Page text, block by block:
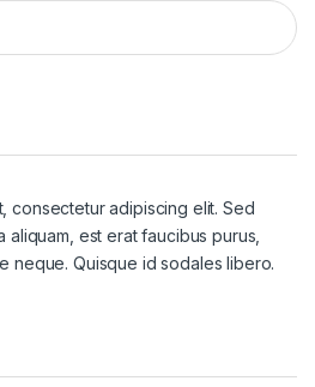
consectetur adipiscing elit. Sed
aliquam, est erat faucibus purus,
neque. Quisque id sodales libero.